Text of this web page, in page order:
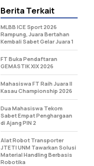
Berita Terkait
MLBB ICE Sport 2026
Rampung, Juara Bertahan
Kembali Sabet Gelar Juara 1
FT Buka Pendaftaran
GEMASTIK XIX 2026
Mahasiswa FT Raih Juara II
Kasau Championship 2026
Dua Mahasiswa Tekom
Sabet Empat Penghargaan
di Ajang PIN 2
Alat Robot Transporter
JTETI UNM Tawarkan Solusi
Material Handling Berbasis
Robotika